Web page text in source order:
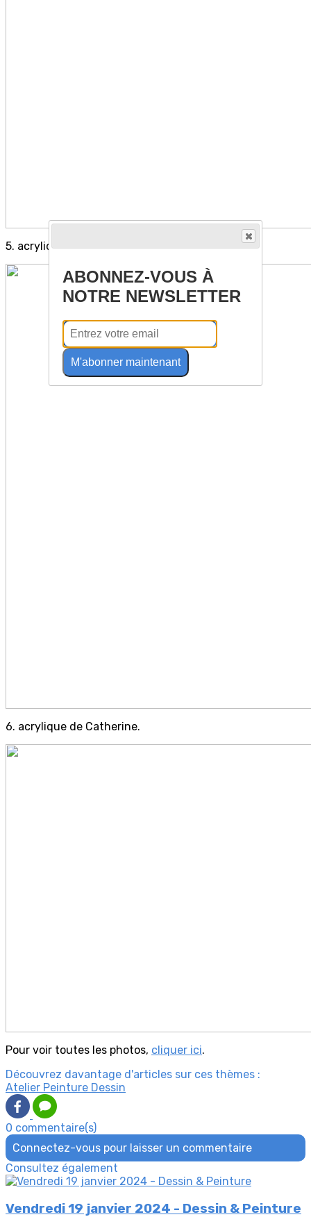
5. acrylique de Bernadette ;
6. acrylique de Catherine.
Pour voir toutes les photos, cliquer ici.
Découvrez davantage d'articles sur ces thèmes :
Atelier Peinture Dessin
0 commentaire(s)
Connectez-vous pour laisser un commentaire
Consultez également
Vendredi 19 janvier 2024 - Dessin & Peinture
ABONNEZ-VOUS À
NOTRE NEWSLETTER
M'abonner maintenant